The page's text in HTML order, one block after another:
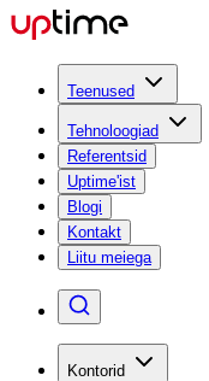
Teenused
Tehnoloogiad
Referentsid
Uptime'ist
Blogi
Kontakt
Liitu meiega
Kontorid